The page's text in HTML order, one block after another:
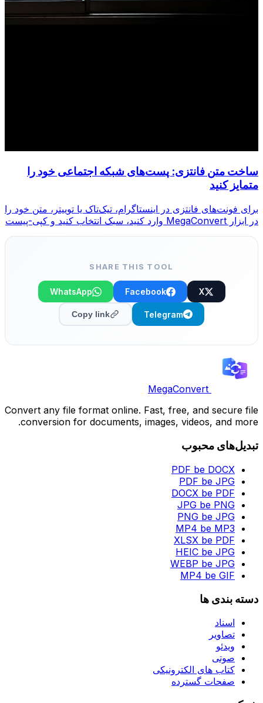
ساخت متن فانتزی: پست‌های شبکه اجتماعی خود را
متمایز کنید
برای فونت‌های فانتزی در اینستاگرام، تیک‌تاک یا توییتر، متن خود را
در ابزار MegaConvert وارد کنید، سبک انتخاب کنید و کپی-پیست
SHARE THIS TOOL
X
Facebook
WhatsApp
Telegram
Copy link
MegaConvert
Convert any file format online. Fast, free, and secure file
conversion for documents, images, videos, and more.
تبدیل‌های محبوب
PDF be DOCX
PDF be JPG
DOCX be PDF
JPG be PNG
PNG be JPG
MP4 be MP3
XLSX be PDF
HEIC be JPG
WEBP be JPG
MP4 be GIF
دسته بندی ها
اسناد
تصاویر
ویدئو
صوتی
کتاب های الکترونیکی
صفحات گسترده